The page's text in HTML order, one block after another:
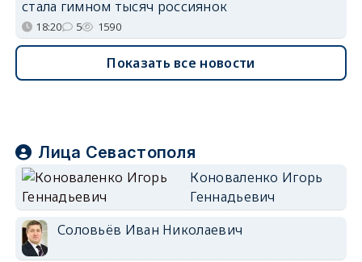
стала гимном тысяч россиянок
18:20 5 1590
Показать все новости
Лица Севастополя
Коноваленко Игорь
Геннадьевич
Соловьёв Иван Николаевич